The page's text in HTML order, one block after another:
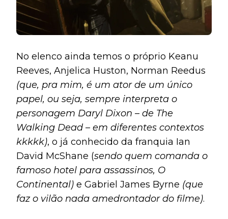
No elenco ainda temos o próprio Keanu
Reeves, Anjelica Huston, Norman Reedus
(que, pra mim, é um ator de um único
papel, ou seja, sempre interpreta o
personagem Daryl Dixon – de The
Walking Dead – em diferentes contextos
kkkkk), o já conhecido da franquia Ian
David McShane (sendo quem comanda o
famoso hotel para assassinos, O
Continental) e Gabriel James Byrne (que
faz o vilão nada amedrontador do filme).